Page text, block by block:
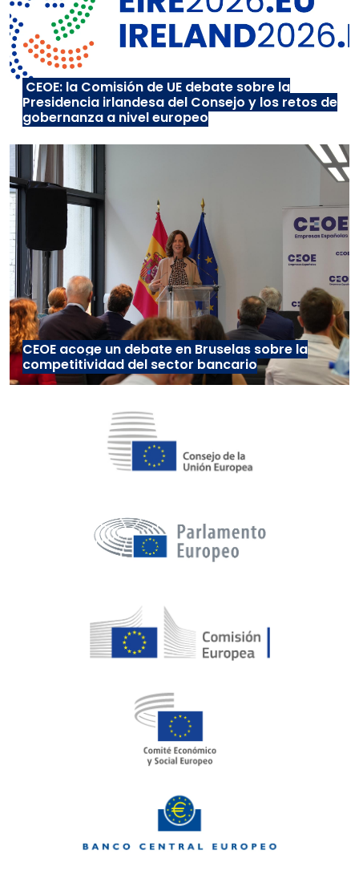
CEOE: la Comisión de UE debate sobre la
Presidencia irlandesa del Consejo y los retos de
gobernanza a nivel europeo
CEOE acoge un debate en Bruselas sobre la
competitividad del sector bancario